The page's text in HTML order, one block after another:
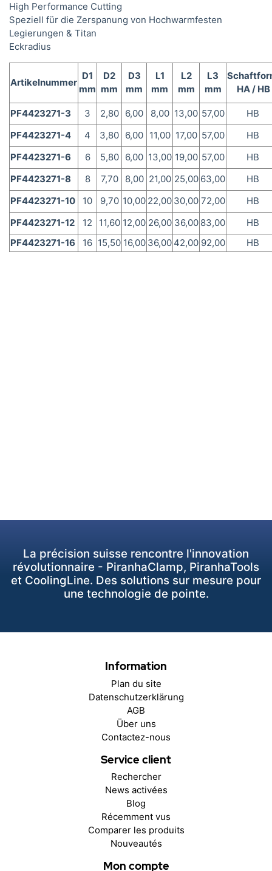
High Performance Cutting
Speziell für die Zerspanung von Hochwarmfesten
Legierungen & Titan
Eckradius
Artikelnummer
D1
mm
D2
mm
D3
mm
L1
mm
L2
mm
L3
mm
HA / HB
PF4423271-3 3 2,80 6,00 8,00 13,00 57,00
HB
PF4423271-4
4 3,80 6,00 11,00 17,00 57,00
HB
PF4423271-6
6 5,80 6,00 13,00 19,00 57,00
HB
PF4423271-8
8 7,70 8,00 21,00 25,00 63,00
HB
PF4423271-10
10 9,70 10,00 22,00 30,00 72,00
HB
PF4423271-12
12 11,60 12,00 26,00 36,00 83,00
HB
PF4423271-16
16 15,50 16,00 36,00 42,00 92,00 HB
La précision suisse rencontre l'innovation
révolutionnaire - PiranhaClamp, PiranhaTools
et CoolingLine. Des solutions sur mesure pour
une technologie de pointe.
Information
Plan du site
Datenschutzerklärung
AGB
Über uns
Contactez-nous
Service client
Rechercher
News activées
Blog
Récemment vus
Comparer les produits
Nouveautés
Mon compte